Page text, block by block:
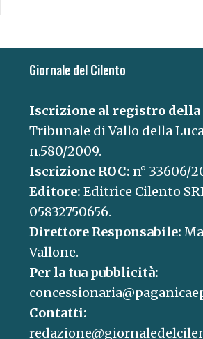
Giornale del Cilento
Iscrizione al registro della
Tribunale di Vallo della
n.580/2009.
Iscrizione ROC: n° 33606/
Editore: Editrice Cilento
05832750656.
Direttore Responsabile:
Vallone.
Per la tua pubblicità:
Contatti: